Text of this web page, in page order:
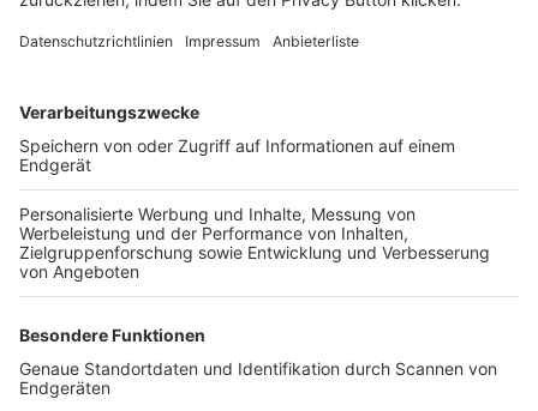
FOLGE DEM BFV
TOP-VEREINE
TOP-PARTNER